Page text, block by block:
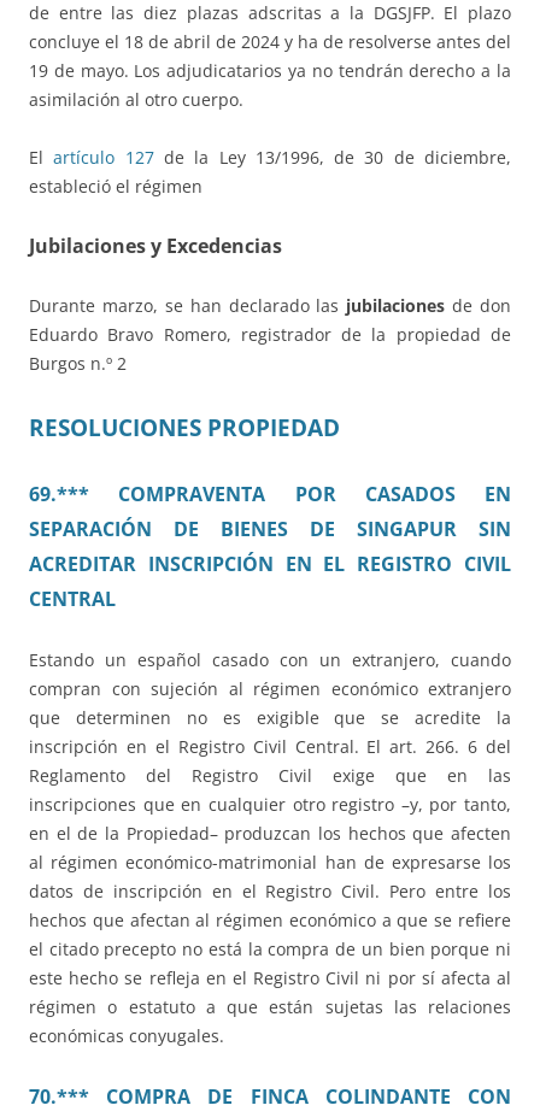
de entre las diez plazas adscritas a la DGSJFP. El plazo
concluye el 18 de abril de 2024 y ha de resolverse antes del
19 de mayo. Los adjudicatarios ya no tendrán derecho a la
asimilación al otro cuerpo.
Elartículo 127de la Ley 13/1996, de 30 de diciembre,
estableció el régimen
Jubilaciones y Excedencias
Durante marzo, se han declarado las jubilacionesde don
Eduardo Bravo Romero, registrador de la propiedad de
Burgos n.º 2
RESOLUCIONES PROPIEDAD
69.*** COMPRAVENTA POR CASADOS EN
SEPARACIÓN DE BIENES DE SINGAPUR SIN
ACREDITAR INSCRIPCIÓN EN EL REGISTRO CIVIL
CENTRAL
Estando un español casado con un extranjero, cuando
compran con sujeción al régimen económico extranjero
que determinen no es exigible que se acredite la
inscripción en el Registro Civil Central. El art. 266. 6 del
Reglamento del Registro Civil exige que en las
inscripciones que en cualquier otro registro –y, por tanto,
en el de la Propiedad– produzcan los hechos que afecten
al régimen económico-matrimonial han de expresarse los
datos de inscripción en el Registro Civil. Pero entre los
hechos que afectan al régimen económico a que se refiere
el citado precepto no está la compra de un bien porque ni
este hecho se refleja en el Registro Civil ni por sí afecta al
régimen o estatuto a que están sujetas las relaciones
económicas conyugales.
70.*** COMPRA DE FINCA COLINDANTE CON